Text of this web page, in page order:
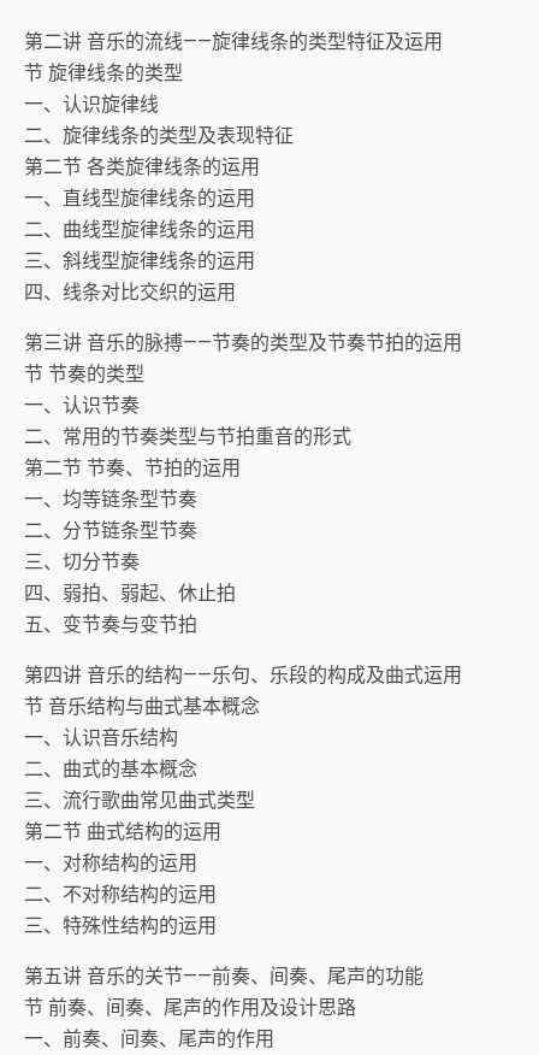
第二讲 音乐的流线——旋律线条的类型特征及运用
节 旋律线条的类型
一、认识旋律线
二、旋律线条的类型及表现特征
第二节 各类旋律线条的运用
一、直线型旋律线条的运用
二、曲线型旋律线条的运用
三、斜线型旋律线条的运用
四、线条对比交织的运用
第三讲 音乐的脉搏——节奏的类型及节奏节拍的运用
节 节奏的类型
一、认识节奏
二、常用的节奏类型与节拍重音的形式
第二节 节奏、节拍的运用
一、均等链条型节奏
二、分节链条型节奏
三、切分节奏
四、弱拍、弱起、休止拍
五、变节奏与变节拍
第四讲 音乐的结构——乐句、乐段的构成及曲式运用
节 音乐结构与曲式基本概念
一、认识音乐结构
二、曲式的基本概念
三、流行歌曲常见曲式类型
第二节 曲式结构的运用
一、对称结构的运用
二、不对称结构的运用
三、特殊性结构的运用
第五讲 音乐的关节——前奏、间奏、尾声的功能
节 前奏、间奏、尾声的作用及设计思路
一、前奏、间奏、尾声的作用